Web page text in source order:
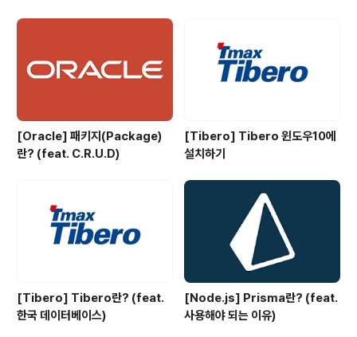
[Oracle] 패키지(Package)
란? (feat. C.R.U.D)
[Tibero] Tibero 윈도우10에
설치하기
[Tibero] Tibero란? (feat.
한국 데이터베이스)
[Node.js] Prisma란? (feat.
사용해야 되는 이유)